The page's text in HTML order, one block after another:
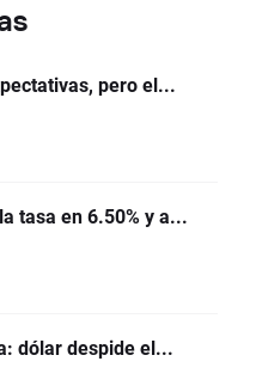
pero el...
tasa en 6.50% y a...
dólar despide el...